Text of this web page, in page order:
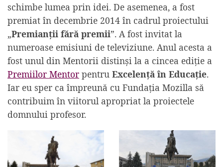
schimbe lumea prin idei. De asemenea, a fost
premiat în decembrie 2014 în cadrul proiectului
„Premianții fără premii”. A fost invitat la
numeroase emisiuni de televiziune. Anul acesta a
fost unul din Mentorii distinși la a cincea ediție a
Premiilor Mentor pentru Excelență în Educație.
Iar eu sper ca împreună cu Fundația Mozilla să
contribuim în viitorul apropriat la proiectele
domnului profesor.